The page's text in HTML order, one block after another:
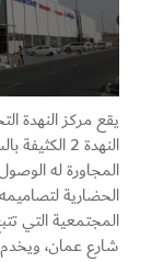
يقع مركز النهدة
النهدة 2
المجاورة له
الحضارية
المجتمعية التي
شارع عمان،